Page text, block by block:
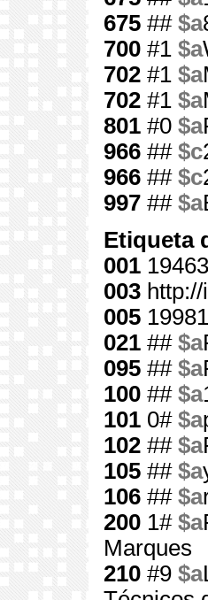
675 ## $a
700 #1 $a
702 #1 $a
702 #1 $a
801 #0 $a
966 ## $c
966 ## $c
997 ## $a
Etiqueta
001
003
005
021 ## $a
095 ## $a
100 ## $a
101 0# $a
102 ## $a
105 ## $a
106 ## $a
200 1# $a
Marques
210 #9 $a